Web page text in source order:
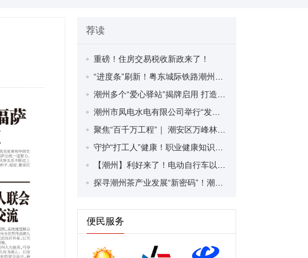
荐读
重磅！住房交易税收新政来了！
便民服务